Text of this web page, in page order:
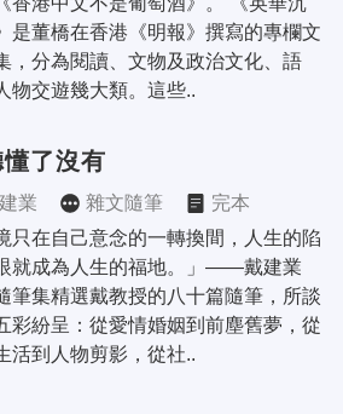
是董橋在香港《明報》撰寫的專欄文
，分為閱讀、文物及政治文化、語
物交遊幾大類。這些..
了沒有
業 雜文隨筆
完本
只在自己意念的一轉換間，人生的陷
就成為人生的福地。」——戴建業
筆集精選戴教授的八十篇隨筆，所談
彩紛呈：從愛情婚姻到前塵舊夢，從
活到人物剪影，從社..